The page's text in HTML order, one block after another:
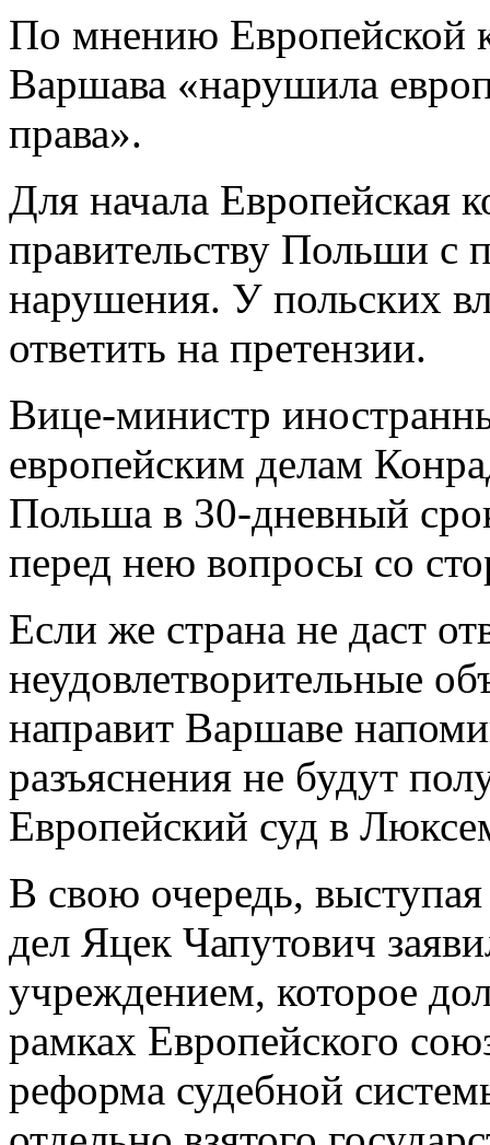
По мнению Европейской
Варшава «нарушила
права».
Для начала Европейская
правительству Польши с
нарушения. У польских
ответить на претензии.
Вице-министр
европейским делам
Польша в 30-дневный
перед нею вопросы со
Если же страна не даст
неудовлетворительные
направит Варшаве
разъяснения не будут
Европейский суд в
В свою очередь,
дел Яцек Чапутович
учреждением, которое
рамках Европейского
реформа судебной